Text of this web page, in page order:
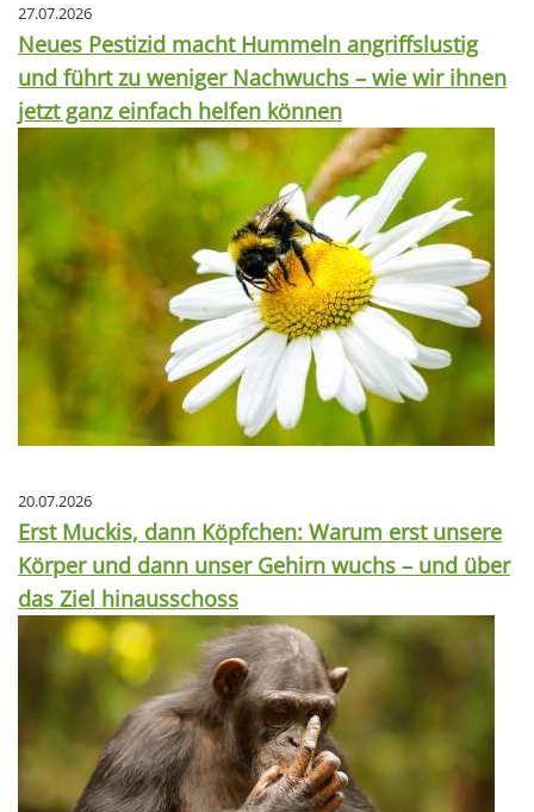
27.07.2026
Neues Pestizid macht Hummeln angriffslustig
und führt zu weniger Nachwuchs – wie wir ihnen
jetzt ganz einfach helfen können
20.07.2026
Erst Muckis, dann Köpfchen: Warum erst unsere
Körper und dann unser Gehirn wuchs – und über
das Ziel hinausschoss